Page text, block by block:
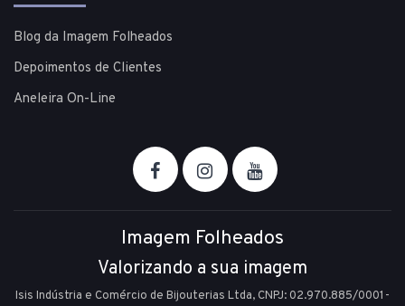
Blog da Imagem Folheados
Depoimentos de Clientes
Aneleira On-Line
Imagem Folheados
Valorizando a sua imagem
Isis Indústria e Comércio de Bijouterias Ltda, CNPJ: 02.970.885/0001-